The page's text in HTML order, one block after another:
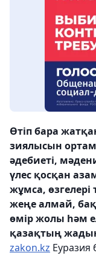
Өтіп бара
зиялысын
әдебиеті,
үлес қосқан
жұмса,
жеңе алмай,
өмір жолы һәм
қазақтың
zakon.kz Еуразия